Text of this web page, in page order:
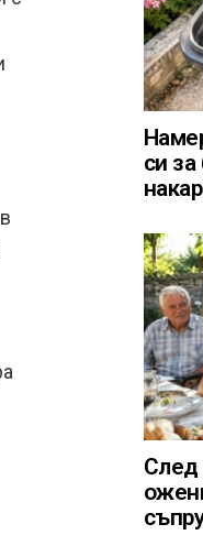
си
След